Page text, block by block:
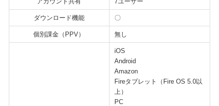
ダウンロード機能 〇
個別課金（PPV） 無し
iOS
Android
Amazon
Fireタブレット（Fire OS 5.0以
上）
PC